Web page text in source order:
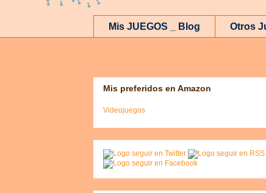
Mis JUEGOS _ Blog Otros
Mis preferidos en Amazon
Videojuegos